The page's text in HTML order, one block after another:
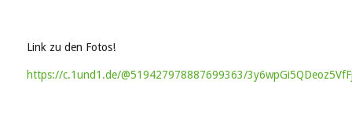
Link zu den Fotos!
https://c.1und1.de/@519427978887699363/